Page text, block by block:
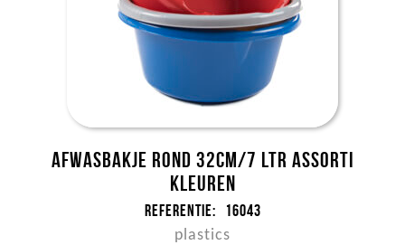
Afwasbakje rond 32cm/7 ltr assorti
kleuren
Referentie: 16043
plastics